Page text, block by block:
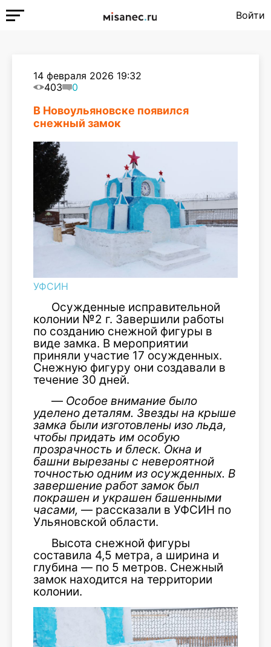
Войти
14 февраля 2026 19:32
403
0
В Новоульяновске появился
снежный замок
УФСИН
Осужденные исправительной
колонии №2 г. Завершили работы
по созданию снежной фигуры в
виде замка. В мероприятии
приняли участие 17 осужденных.
Снежную фигуру они создавали в
течение 30 дней.
— Особое внимание было
уделено деталям. Звезды на крыше
замка были изготовлены изо льда,
чтобы придать им особую
прозрачность и блеск. Окна и
башни вырезаны с невероятной
точностью одним из осужденных. В
завершение работ замок был
покрашен и украшен башенными
часами, — рассказали в УФСИН по
Ульяновской области.
Высота снежной фигуры
составила 4,5 метра, а ширина и
глубина — по 5 метров. Снежный
замок находится на территории
колонии.